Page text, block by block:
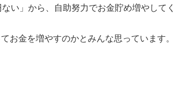
い」から、自助努力でお金貯め増やしてく
お金を増やすのかとみんな思っています。